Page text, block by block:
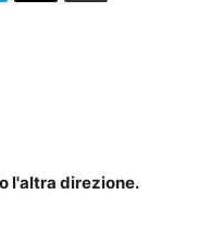
l'altra direzione.